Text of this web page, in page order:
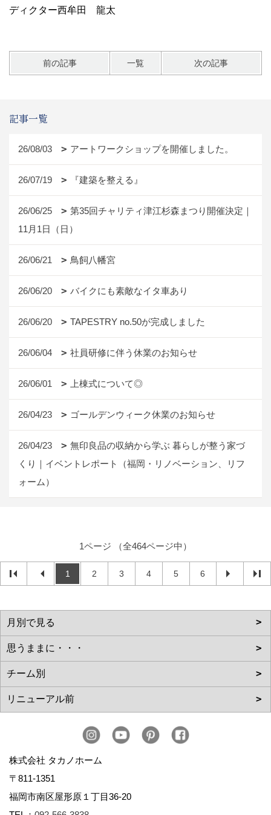
ディクター西牟田 龍太
前の記事 一覧 次の記事
記事一覧
26/08/03 アートワークショップを開催しました。
26/07/19 『建築を整える』
26/06/25
第35回チャリティ津江杉森まつり開催決定｜
11月1日（日）
26/06/21 鳥飼八幡宮
26/06/20 バイクにも素敵なイタ車あり
26/06/20 TAPESTRY no.50が完成しました
26/06/04 社員研修に伴う休業のお知らせ
26/06/01 上棟式について◎
26/04/23 ゴールデンウィーク休業のお知らせ
26/04/23
無印良品の収納から学ぶ 暮らしが整う家づ
くり｜イベントレポート（福岡・リノベーション、リフ
ォーム）
1ページ （全464ページ中）
1 2 3 4 5 6
株式会社 タカノホーム
〒811-1351
福岡市南区屋形原１丁目36-20